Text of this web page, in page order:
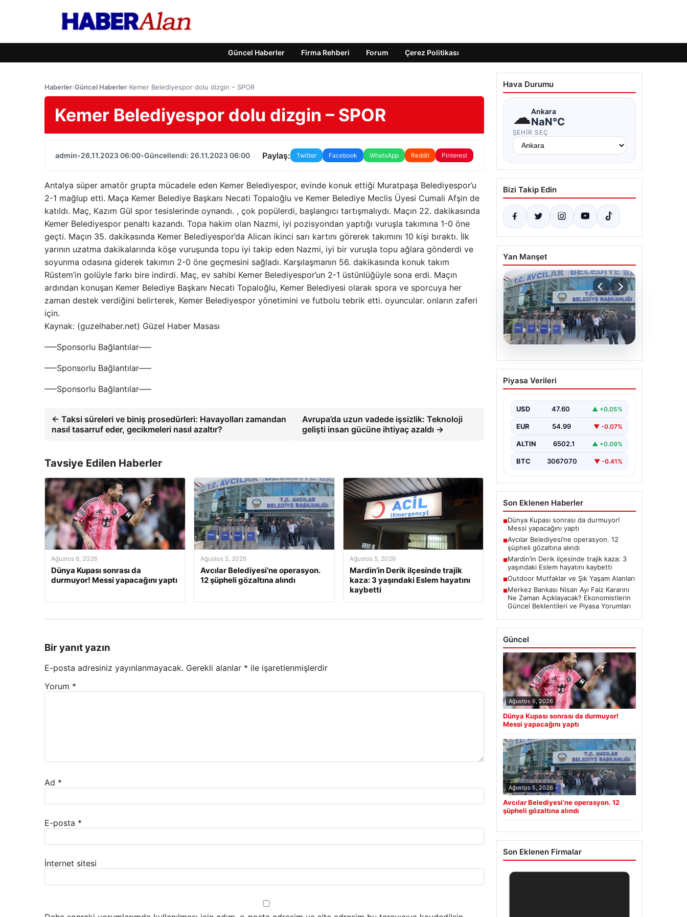
Güncel Haberler Firma Rehberi Forum Çerez Politikası
Haberler›Güncel Haberler›Kemer Belediyespor dolu dizgin – SPOR
Kemer Belediyespor dolu dizgin – SPOR
admin•26.11.2023 06:00•Güncellendi: 26.11.2023 06:00 Paylaş: Twitter Facebook WhatsApp Reddit Pinterest
Antalya süper amatör grupta mücadele eden Kemer Belediyespor, evinde konuk ettiği Muratpaşa Belediyespor’u
2-1 mağlup etti. Maça Kemer Belediye Başkanı Necati Topaloğlu ve Kemer Belediye Meclis Üyesi Cumali Afşin de
katıldı. Maç, Kazım Gül spor tesislerinde oynandı. , çok popülerdi, başlangıcı tartışmalıydı. Maçın 22. dakikasında
Kemer Belediyespor penaltı kazandı. Topa hakim olan Nazmi, iyi pozisyondan yaptığı vuruşla takımına 1-0 öne
geçti. Maçın 35. dakikasında Kemer Belediyespor’da Alican ikinci sarı kartını görerek takımını 10 kişi bıraktı. İlk
yarının uzatma dakikalarında köşe vuruşunda topu iyi takip eden Nazmi, iyi bir vuruşla topu ağlara gönderdi ve
soyunma odasına giderek takımın 2-0 öne geçmesini sağladı. Karşılaşmanın 56. dakikasında konuk takım
Rüstem’in golüyle farkı bire indirdi. Maç, ev sahibi Kemer Belediyespor’un 2-1 üstünlüğüyle sona erdi. Maçın
ardından konuşan Kemer Belediye Başkanı Necati Topaloğlu, Kemer Belediyesi olarak spora ve sporcuya her
zaman destek verdiğini belirterek, Kemer Belediyespor yönetimini ve futbolu tebrik etti. oyuncular. onların zaferi
için.
Kaynak: (guzelhaber.net) Güzel Haber Masası
—–Sponsorlu Bağlantılar—–
—–Sponsorlu Bağlantılar—–
—–Sponsorlu Bağlantılar—–
← Taksi süreleri ve biniş prosedürleri: Havayolları zamandan
nasıl tasarruf eder, gecikmeleri nasıl azaltır?
Avrupa’da uzun vadede işsizlik: Teknoloji
gelişti insan gücüne ihtiyaç azaldı →
Tavsiye Edilen Haberler
Ağustos 6, 2026
Dünya Kupası sonrası da
durmuyor! Messi yapacağını yaptı
Ağustos 5, 2026
Avcılar Belediyesi’ne operasyon.
12 şüpheli gözaltına alındı
Ağustos 5, 2026
Mardin’in Derik ilçesinde trajik
kaza: 3 yaşındaki Eslem hayatını
kaybetti
Bir yanıt yazın
E-posta adresiniz yayınlanmayacak. Gerekli alanlar * ile işaretlenmişlerdir
Yorum *
Ad *
E-posta *
İnternet sitesi
Hava Durumu
☁Ankara
NaN°C
ŞEHIR SEÇ
Bizi Takip Edin
Yan Manşet
05.08.2026
Avcılar Belediyesi’ne
operasyon. 12 şüpheli
Piyasa Verileri
USD 47.60 ▲ +0.05%
EUR 54.99 ▼ -0.07%
ALTIN 6502.1 ▲ +0.09%
BTC 3067070 ▼ -0.41%
Son Eklenen Haberler
■Dünya Kupası sonrası da durmuyor!
Messi yapacağını yaptı
■Avcılar Belediyesi’ne operasyon. 12
şüpheli gözaltına alındı
■Mardin’in Derik ilçesinde trajik kaza: 3
yaşındaki Eslem hayatını kaybetti
■Outdoor Mutfaklar ve Şık Yaşam Alanları
■Merkez Bankası Nisan Ayı Faiz Kararını
Ne Zaman Açıklayacak? Ekonomistlerin
Güncel Beklentileri ve Piyasa Yorumları
Güncel
Ağustos 6, 2026
Dünya Kupası sonrası da durmuyor!
Messi yapacağını yaptı
Ağustos 5, 2026
Avcılar Belediyesi’ne operasyon. 12
şüpheli gözaltına alındı
Son Eklenen Firmalar